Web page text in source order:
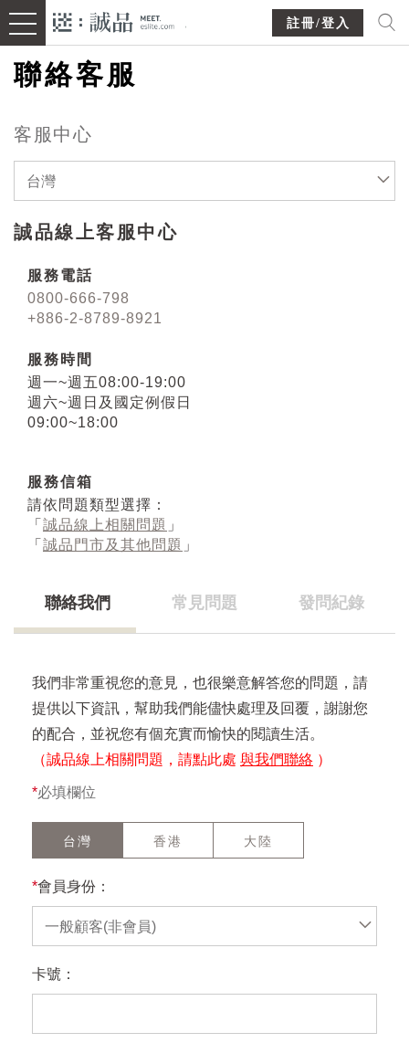
註冊/登入
聯絡客服
客服中心
台灣
誠品線上客服中心
服務電話
0800-666-798
+886-2-8789-8921
服務時間
週一~週五08:00-19:00
週六~週日及國定例假日
09:00~18:00
服務信箱
請依問題類型選擇：
「 誠品線上相關問題 」
「 誠品門市及其他問題 」
聯絡我們 常見問題 發問紀錄
我們非常重視您的意見，也很樂意解答您的問題，請
提供以下資訊，幫助我們能儘快處理及回覆，謝謝您
的配合，並祝您有個充實而愉快的閱讀生活。
（誠品線上相關問題，請點此處 與我們聯絡 ）
*必填欄位
台灣 香港 大陸
*會員身份：
一般顧客(非會員)
卡號：